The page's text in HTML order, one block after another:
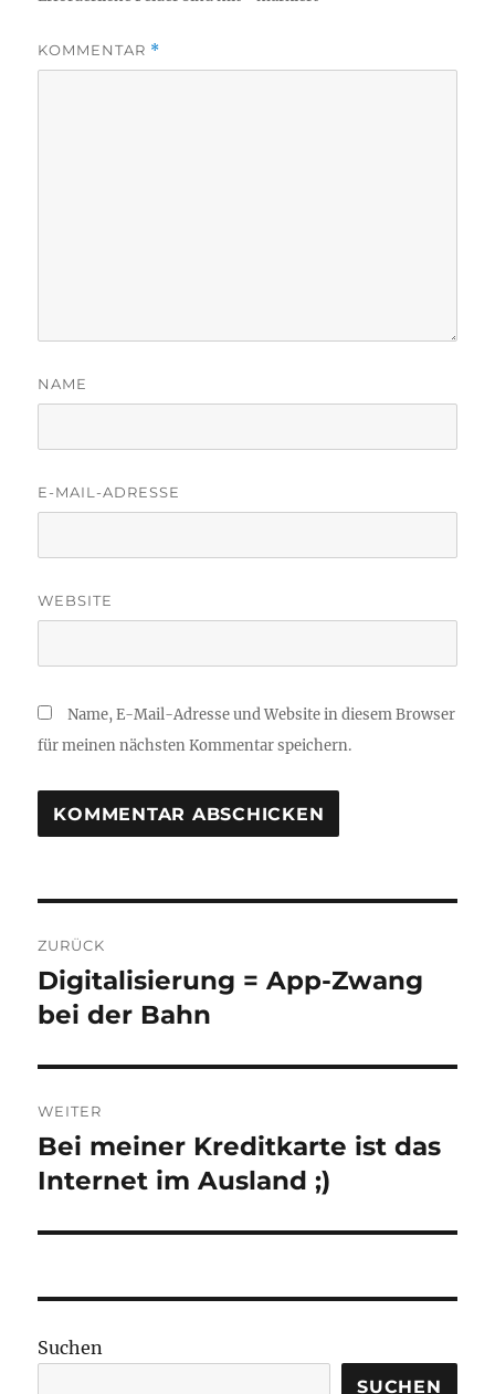
KOMMENTAR *
NAME
E-MAIL-ADRESSE
WEBSITE
Name, E-Mail-Adresse und Website in diesem Browser
für meinen nächsten Kommentar speichern.
ZURÜCK
Vorheriger
Beitrag:
Digitalisierung = App-Zwang
bei der Bahn
WEITER
Nächster
Beitrag:
Bei meiner Kreditkarte ist das
Internet im Ausland ;)
Suchen
SUCHEN